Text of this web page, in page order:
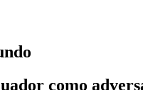
como